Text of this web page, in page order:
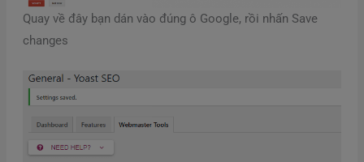
Quay về đây bạn dán vào đúng ô Google, rồi nhấn Save
changes